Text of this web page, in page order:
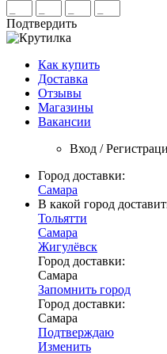
Подтвердить
Как купить
Доставка
Отзывы
Магазины
Вакансии
Вход /
Город доставки:
Самара
В какой город
Тольятти
Самара
Жигулёвск
Город доставки:
Самара
Запомнить город
Город доставки:
Самара
Подтверждаю
Изменить